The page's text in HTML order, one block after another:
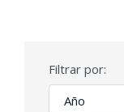
Filtrar por: